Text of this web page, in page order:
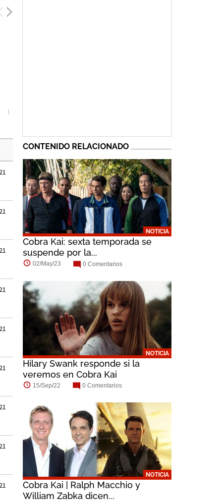
Marcelle LeBlanc
CONTENIDO RELACIONADO
NOTICIA
Cobra Kai: sexta temporada se
suspende por la...
02/May/23 0 Comentarios
NOTICIA
Hilary Swank responde si la
veremos en Cobra Kai
15/Sep/22 0 Comentarios
NOTICIA
Cobra Kai | Ralph Macchio y
William Zabka dicen...